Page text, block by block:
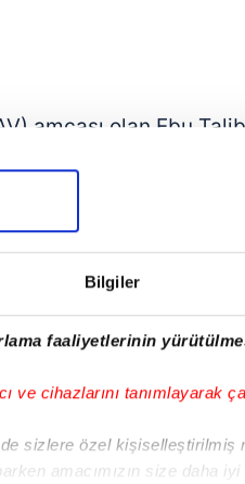
Bilgiler
faaliyetlerinin
ve cihazlarını tanımlayarak
sizlere özel kişiselleştirilmiş
amacımızın size daha
amcası olan Ebu
halifelik
topraklarının
bir grup insan Hz.
baskı yapmaya